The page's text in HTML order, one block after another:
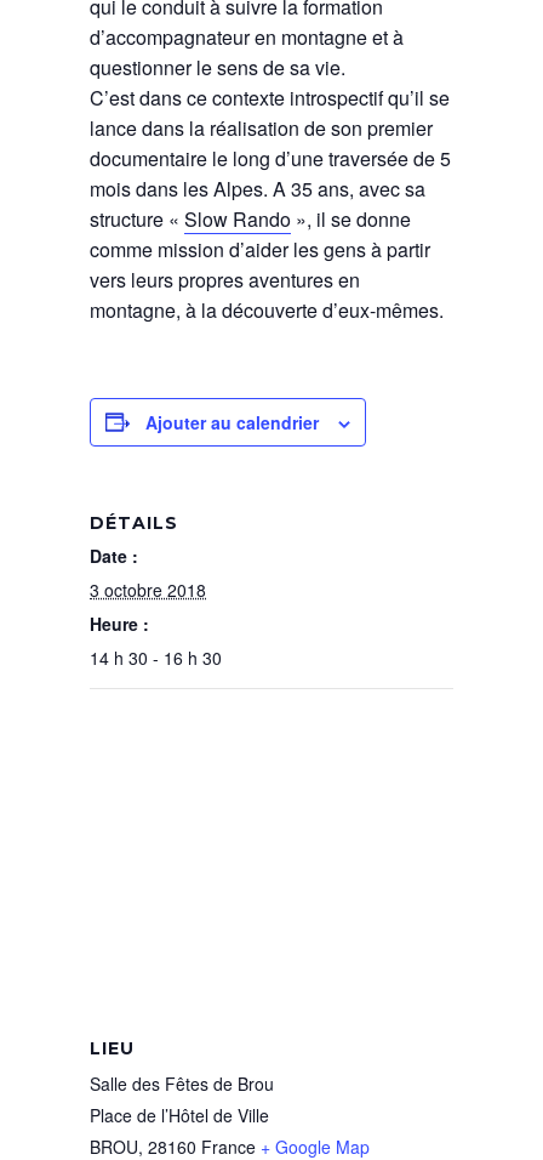
qui le conduit à suivre la formation
d’accompagnateur en montagne et à
questionner le sens de sa vie.
C’est dans ce contexte introspectif qu’il se
lance dans la réalisation de son premier
documentaire le long d’une traversée de 5
mois dans les Alpes. A 35 ans, avec sa
structure « Slow Rando », il se donne
comme mission d’aider les gens à partir
vers leurs propres aventures en
montagne, à la découverte d’eux-mêmes.
Ajouter au calendrier
DÉTAILS
Date :
3 octobre 2018
Heure :
14 h 30 - 16 h 30
LIEU
Salle des Fêtes de Brou
Place de l’Hôtel de Ville
BROU, 28160 France + Google Map